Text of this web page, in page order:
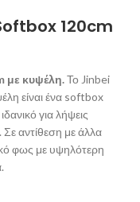
120cm
με κυψέλη.Το Jinbei
είναι ένα softbox
για λήψεις
αντίθεση με άλλα
φως με υψηλότερη